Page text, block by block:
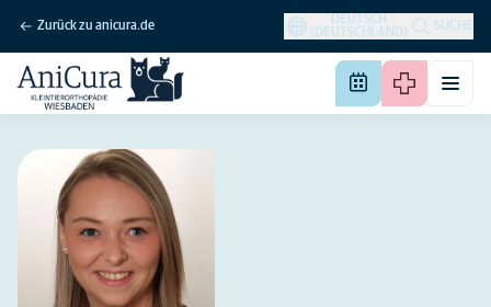
Zurück zu anicura.de
DEUTSCH
(DEUTSCHLAND)
SUCHE